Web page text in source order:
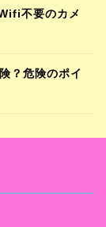
不要のカメ
？危険のポイ